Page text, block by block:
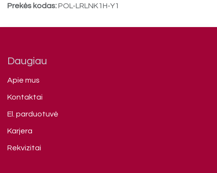
Prekės kodas:POL-LRLNK1H-Y1
Daugiau
Apie mus
Kontaktai
El. parduotuvė
Karjera
Rekvizitai